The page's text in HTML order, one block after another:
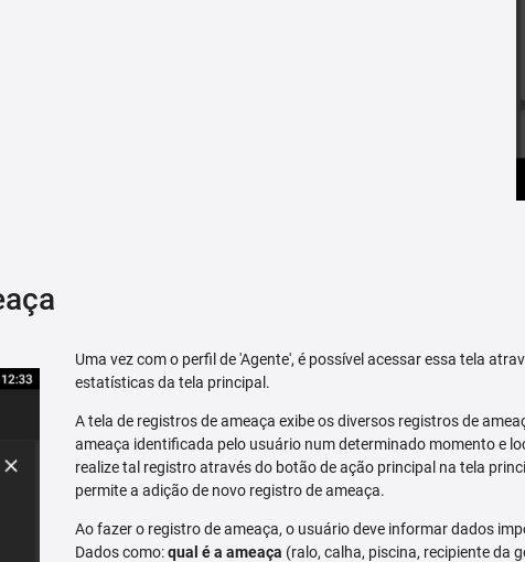
Uma vez com o perfil de 'Agente', é possível acessar essa tela
estatísticas da tela principal.
A tela de registros de ameaça exibe os diversos registros de
ameaça identificada pelo usuário num determinado momento e
realize tal registro através do botão de ação principal na tela
permite a adição de novo registro de ameaça.
Ao fazer o registro de ameaça, o usuário deve informar dados
Dados como:qual é a ameaça (ralo, calha, piscina, recipiente da